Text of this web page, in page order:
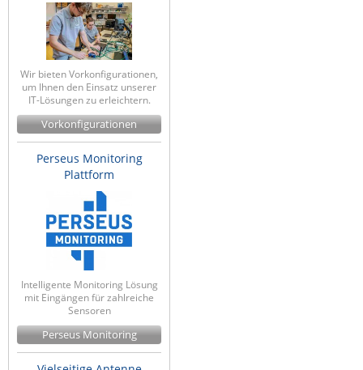
Wir bieten Vorkonfigurationen,
um Ihnen den Einsatz unserer
IT-Lösungen zu erleichtern.
Vorkonfigurationen
Perseus Monitoring
Plattform
Intelligente Monitoring Lösung
mit Eingängen für zahlreiche
Sensoren
Perseus Monitoring